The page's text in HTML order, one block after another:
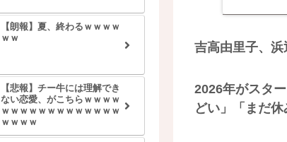
吉高由里子、
2026年がスタ
どい」「まだ
【朗報】夏、終わるｗｗｗｗ
ｗｗ
【悲報】チー牛には理解でき
ない恋愛、がこちらｗｗｗｗ
ｗｗｗｗｗｗｗｗｗｗｗｗｗ
ｗｗｗｗ